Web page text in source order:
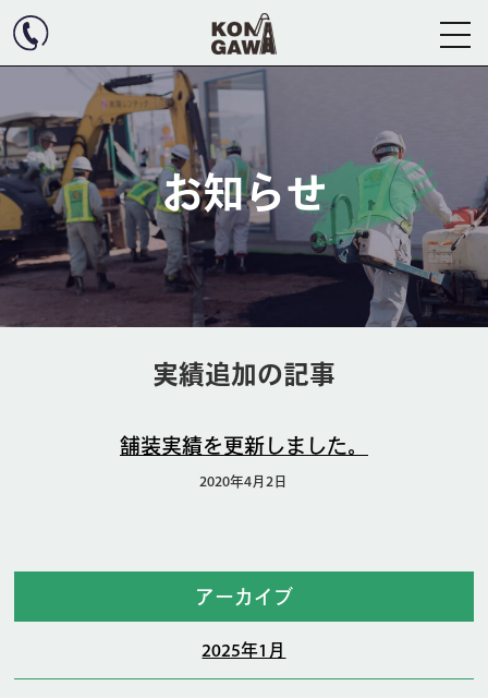
お知らせ
実績追加の記事
舗装実績を更新しました。
2020年4月2日
アーカイブ
2025年1月